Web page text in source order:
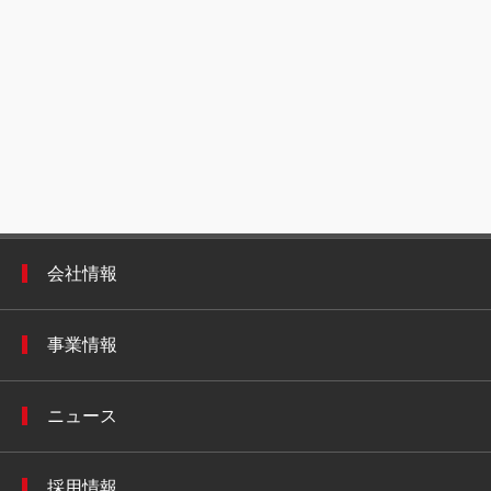
会社情報
事業情報
ニュース
採用情報